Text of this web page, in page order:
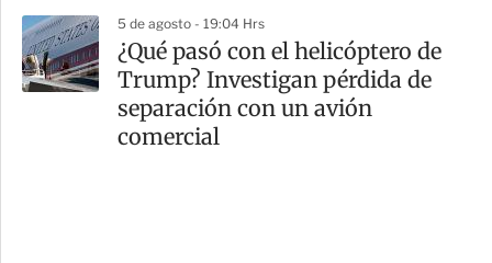
5 de agosto - 19:04 Hrs
¿Qué pasó con el helicóptero de
Trump? Investigan pérdida de
separación con un avión
comercial